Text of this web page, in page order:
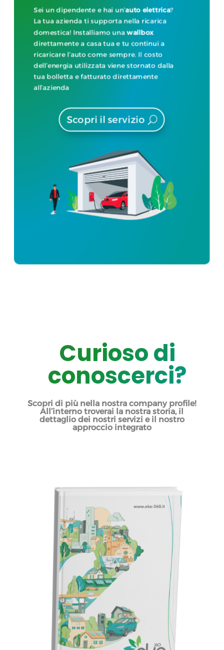
Sei un dipendente e hai un’auto elettrica?
La tua azienda ti supporta nella ricarica
domestica! Installiamo unawallbox
direttamente a casa tua e tu continui a
ricaricare l’auto come sempre. Il costo
dell’energia utilizzata viene stornato dalla
tua bolletta e fatturato direttamente
all’azienda
Scopri il servizio
Curioso di
conoscerci?
Scopri di più nella nostra company profile!
All’interno troverai la nostra storia, il
dettaglio dei nostri servizi e il nostro
approccio integrato